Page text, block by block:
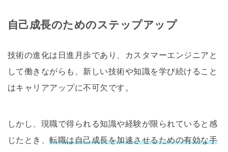
自己成長のためのステップアップ
技術の進化は日進月歩であり、カスタマーエンジニアと
して働きながらも、新しい技術や知識を学び続けること
はキャリアアップに不可欠です。
しかし、現職で得られる知識や経験が限られていると感
じたとき、転職は自己成長を加速させるための有効な手